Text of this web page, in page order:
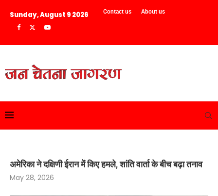
Sunday, August 9 2026 Contact us About us
अमेरिका ने दक्षिणी ईरान में किए हमले, शांति वार्ता के बीच बढ़ा तनाव
May 28, 2026